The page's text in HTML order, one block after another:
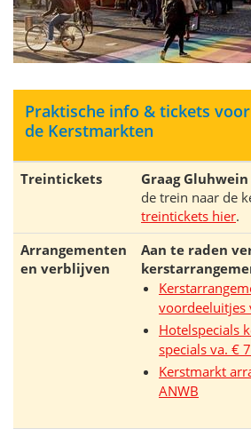
Praktische info & tickets
de Kerstmarkten
Treintickets Graag
de trein naar de
treintickets hier.
Arrangementen
en verblijven
Aan te raden
voordeeluitjes
Hotelspecials
specials va. €
Kerstmarkt
ANWB